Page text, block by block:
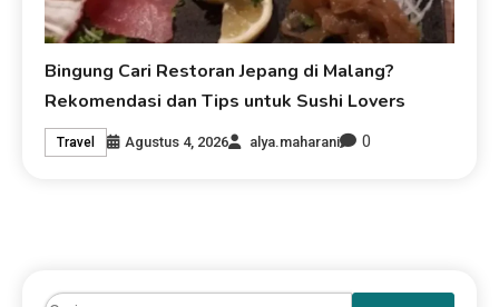
Bingung Cari Restoran Jepang di Malang?
Rekomendasi dan Tips untuk Sushi Lovers
Travel Agustus 4, 2026 alya.maharani 0